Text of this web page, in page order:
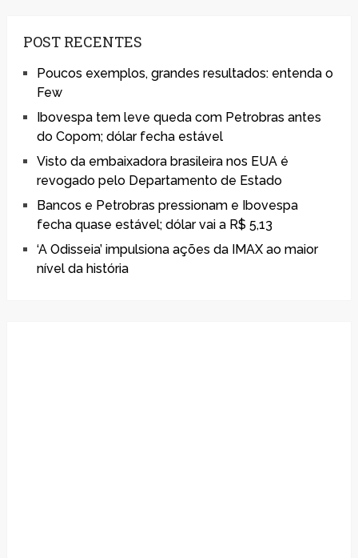
POST RECENTES
Poucos exemplos, grandes resultados: entenda o
Few
Ibovespa tem leve queda com Petrobras antes
do Copom; dólar fecha estável
Visto da embaixadora brasileira nos EUA é
revogado pelo Departamento de Estado
Bancos e Petrobras pressionam e Ibovespa
fecha quase estável; dólar vai a R$ 5,13
‘A Odisseia’ impulsiona ações da IMAX ao maior
nível da história